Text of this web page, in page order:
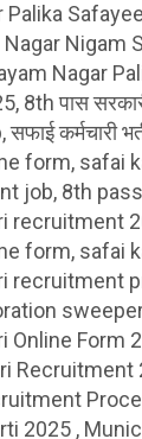
Palika
Nigam
Nagar
8th पास
कर्मचारी
form, safai
job, 8th
recruitment
form, safai
recruitment
Online Form
Recruitment
2025 ,